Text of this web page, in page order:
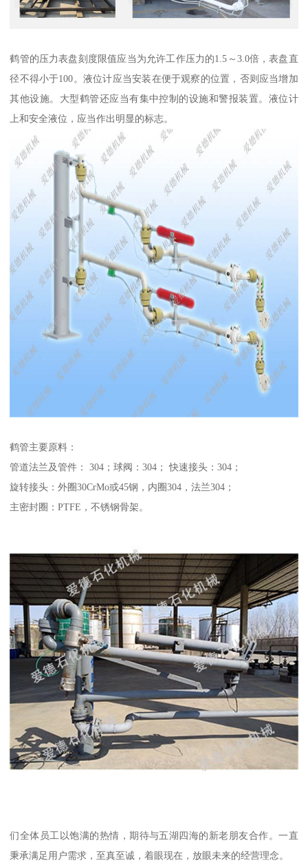
鹤管的压力表盘刻度限值应当为允许工作压力的1.5～3.0倍，表盘直
径不得小于100。液位计应当安装在便于观察的位置，否则应当增加
其他设施。大型鹤管还应当有集中控制的设施和警报装置。液位计
上和安全液位，应当作出明显的标志。
鹤管主要原料：
管道法兰及管件： 304；球阀：304； 快速接头：304；
旋转接头：外圈30CrMo或45钢，内圈304，法兰304；
主密封圈：PTFE，不锈钢骨架。
们全体员工以饱满的热情，期待与五湖四海的新老朋友合作。一直
秉承满足用户需求，至真至诚，着眼现在，放眼未来的经营理念。